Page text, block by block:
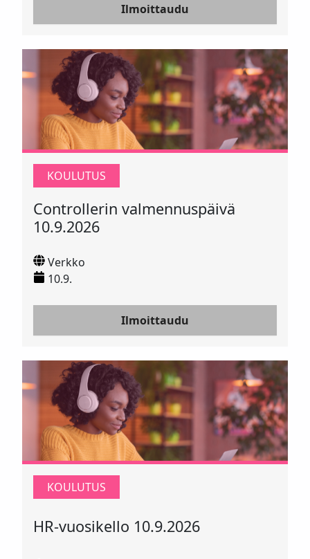
Ilmoittaudu
KOULUTUS
Controllerin valmennuspäivä
10.9.2026
Verkko
10.9.
Ilmoittaudu
KOULUTUS
HR-vuosikello 10.9.2026